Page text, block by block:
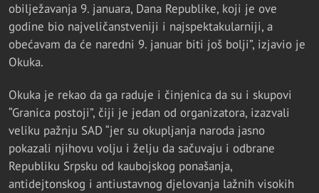
obilježavanja 9. januara, Dana Republike, koji je ove
godine bio najveličanstveniji i najspektakularniji, a
obećavam da će naredni 9. januar biti još bolji”, izjavio je
Okuka.
Okuka je rekao da ga raduje i činjenica da su i skupovi
“Granica postoji”, čiji je jedan od organizatora, izazvali
veliku pažnju SAD “jer su okupljanja naroda jasno
pokazali njihovu volju i želju da sačuvaju i odbrane
Republiku Srpsku od kaubojskog ponašanja,
antidejtonskog i antiustavnog djelovanja lažnih visokih